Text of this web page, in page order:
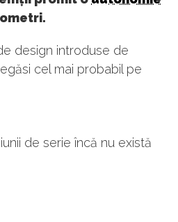
design introduse de
cel mai probabil pe
de serie încă nu există